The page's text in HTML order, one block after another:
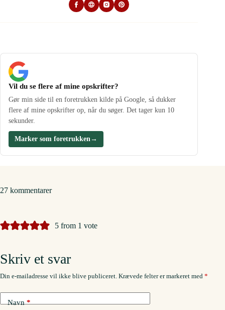
Vil du se flere af mine opskrifter?
Gør min side til en foretrukken kilde på Google, så dukker
flere af mine opskrifter op, når du søger. Det tager kun 10
sekunder.
Marker som foretrukken →
27 kommentarer
5 from 1 vote
Skriv et svar
Din e-mailadresse vil ikke blive publiceret. Krævede felter er markeret med *
Navn*